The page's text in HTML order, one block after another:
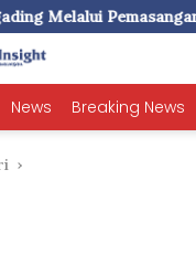
Pemasangan Plang
News Breaking News